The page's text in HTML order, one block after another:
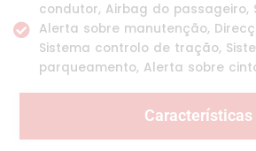
condutor, Airbag do passageiro,
Alerta sobre manutenção,
Sistema controlo de tração,
parqueamento, Alerta sobre
Características